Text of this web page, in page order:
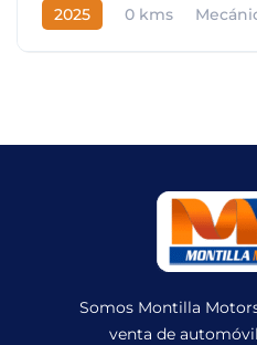
2025 0 kms
Somos Montilla
venta de